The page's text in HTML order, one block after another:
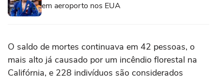
em aeroporto nos EUA
O saldo de mortes continuava em 42 pessoas, o
mais alto já causado por um incêndio florestal na
Califórnia, e 228 indivíduos são considerados